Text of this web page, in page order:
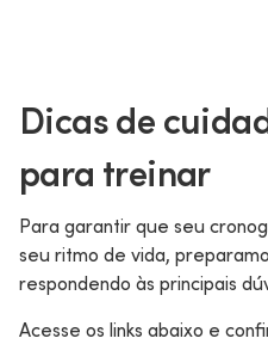
Dicas de
para treinar
Para garantir que seu
seu ritmo de vida,
respondendo às principais
Acesse os links abaixo e